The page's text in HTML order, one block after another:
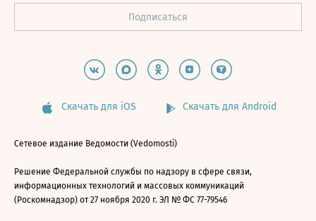
Скачать для iOS Скачать для Android
Сетевое издание Ведомости (Vedomosti)
Решение Федеральной службы по надзору в сфере связи,
информационных технологий и массовых коммуникаций
(Роскомнадзор) от 27 ноября 2020 г. ЭЛ № ФС 77-79546